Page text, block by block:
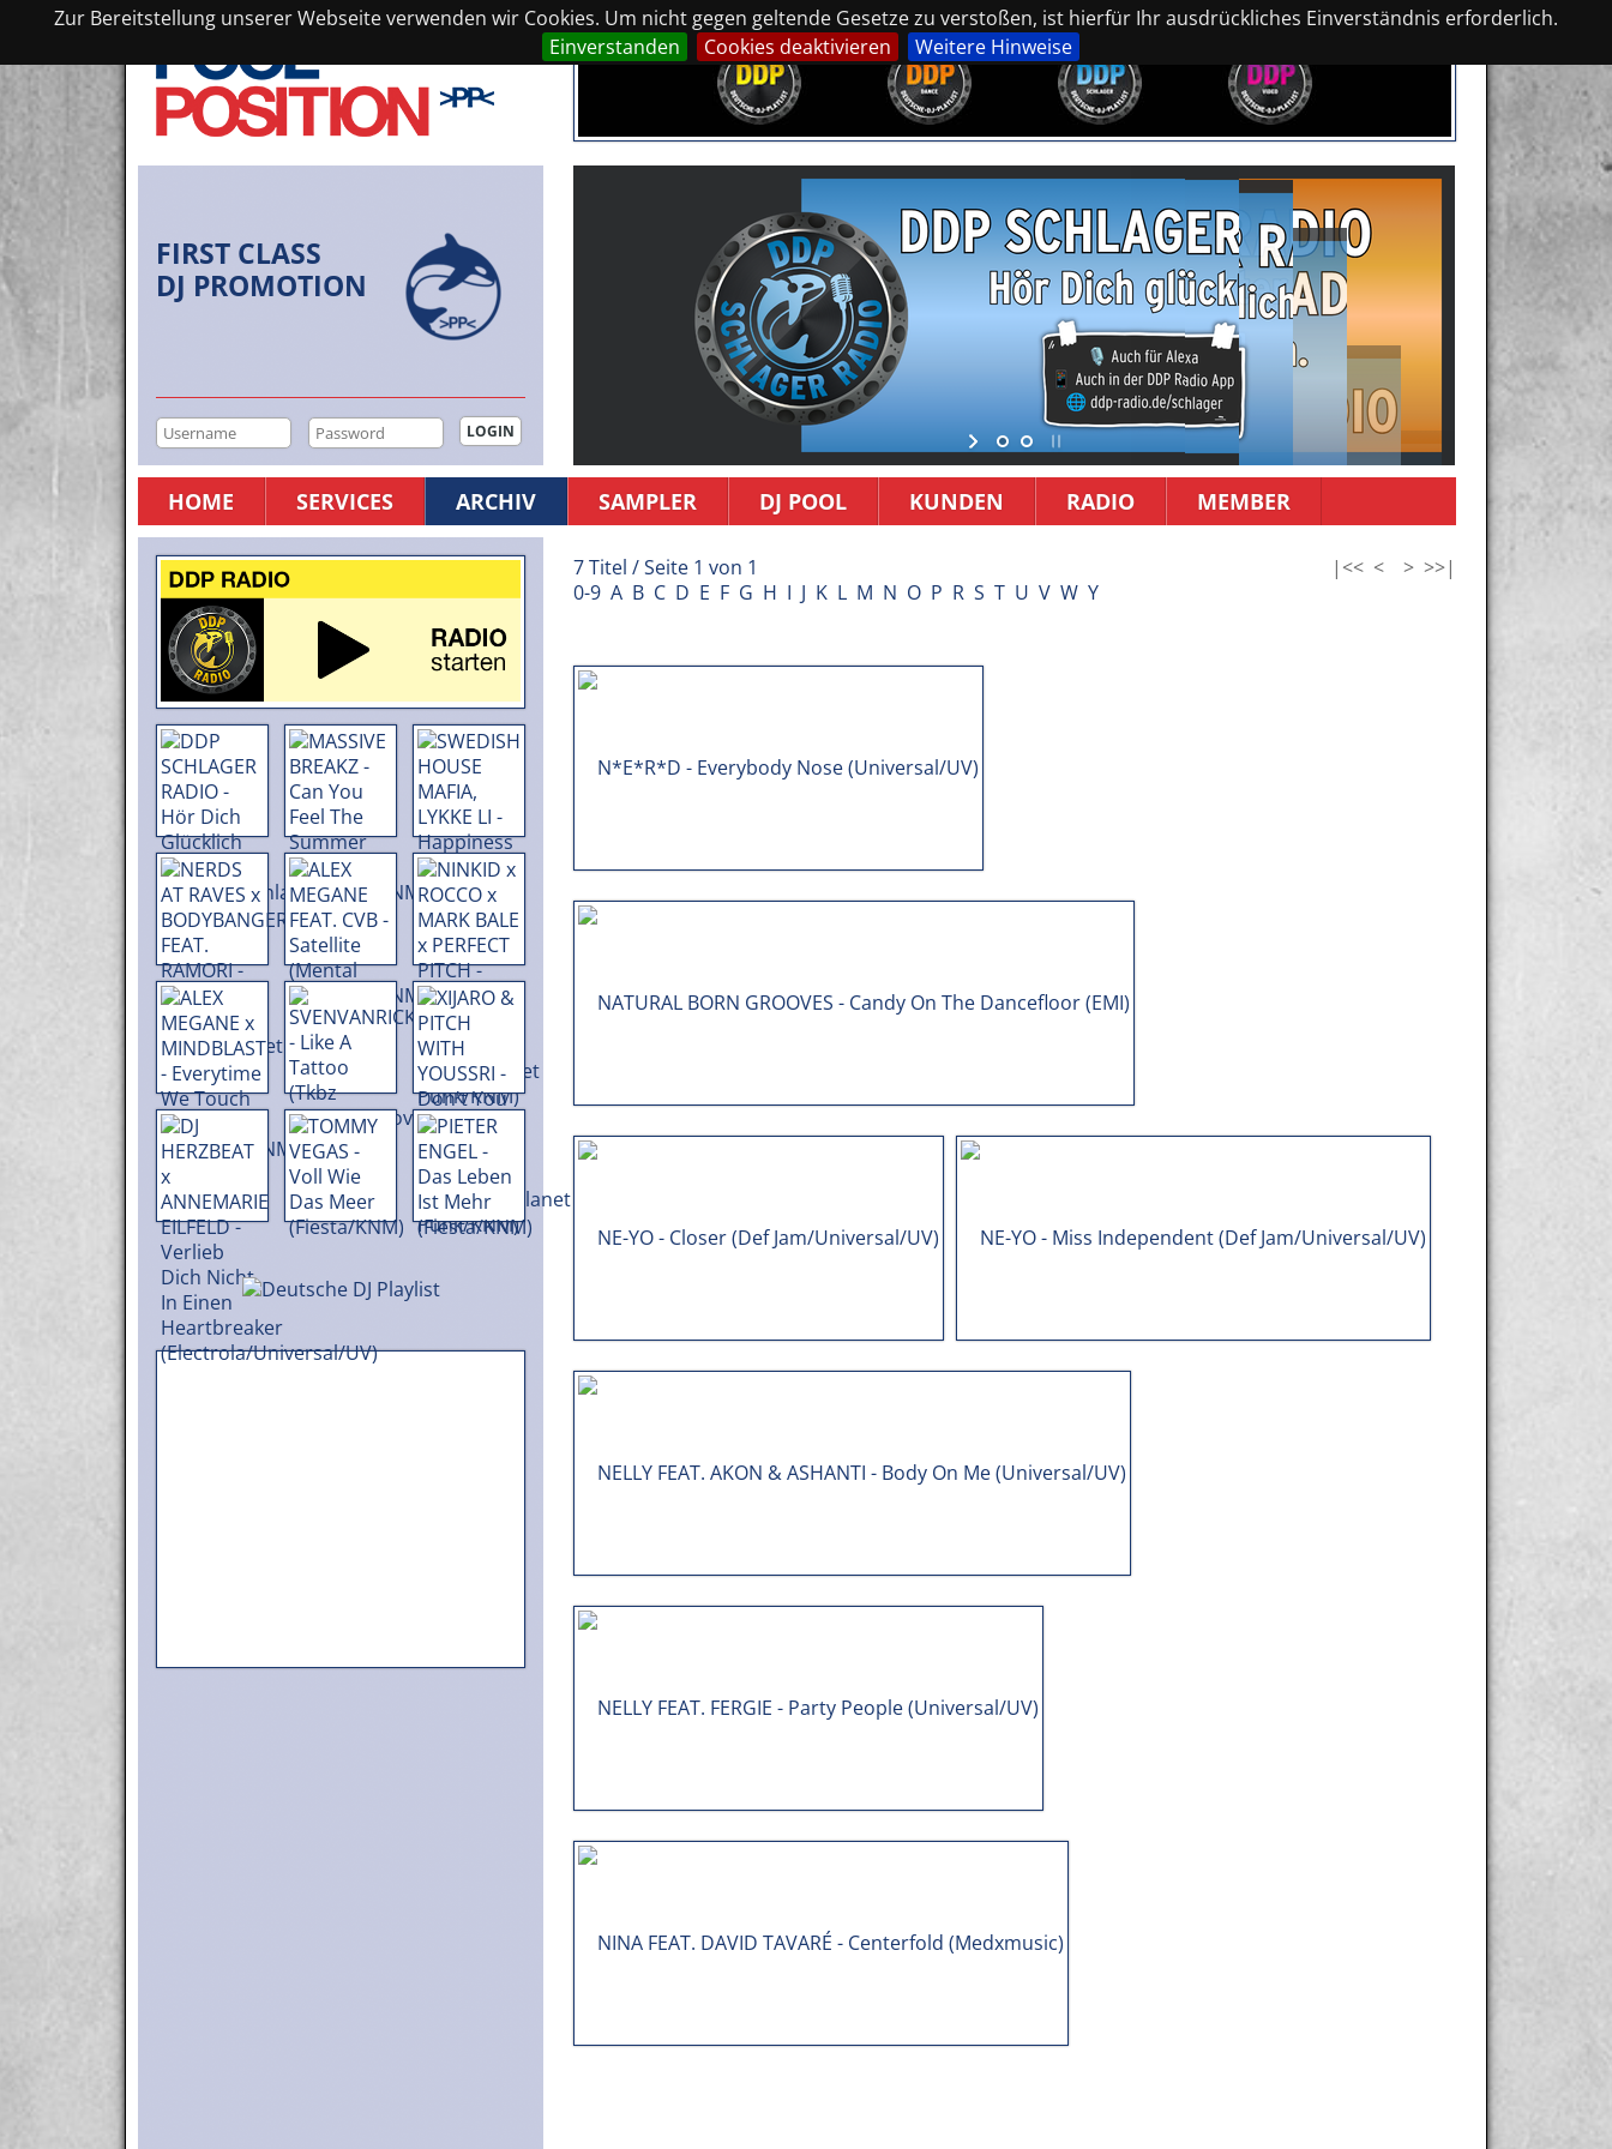
Zur Bereitstellung unserer Webseite verwenden wir Cookies. Um nicht gegen geltende Gesetze zu verstoßen, ist hierfür Ihr ausdrückliches Einverständnis erforderlich.
Einverstanden
Cookies deaktivieren Weitere Hinweise
FIRST CLASS
DJ PROMOTION
HOME SERVICES ARCHIV SAMPLER DJ POOL KUNDEN RADIO MEMBER
7 Titel / Seite 1 von 1 |<< < > >>|
0-9 A B C D E F G H I J K L M N O P R S T U V W Y